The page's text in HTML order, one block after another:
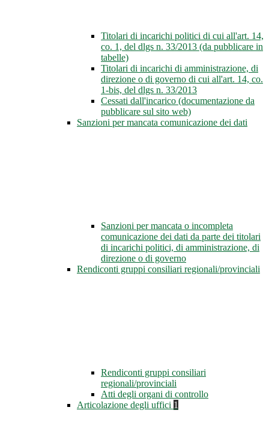
Titolari di incarichi politici di cui all'art. 14,
co. 1, del dlgs n. 33/2013 (da pubblicare in
tabelle)
Titolari di incarichi di amministrazione, di
direzione o di governo di cui all'art. 14, co.
1-bis, del dlgs n. 33/2013
Cessati dall'incarico (documentazione da
pubblicare sul sito web)
Sanzioni per mancata comunicazione dei dati
Sanzioni per mancata o incompleta
comunicazione dei dati da parte dei titolari
di incarichi politici, di amministrazione, di
direzione o di governo
Rendiconti gruppi consiliari regionali/provinciali
Rendiconti gruppi consiliari
regionali/provinciali
Atti degli organi di controllo
Articolazione degli uffici 1